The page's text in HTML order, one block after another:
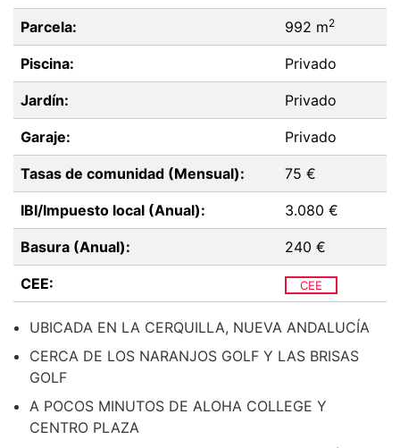
Parcela: 992 m2
Piscina: Privado
Jardín: Privado
Garaje: Privado
Tasas de comunidad (Mensual): 75 €
IBI/Impuesto local (Anual): 3.080 €
Basura (Anual): 240 €
CEE: CEE
UBICADA EN LA CERQUILLA, NUEVA ANDALUCÍA
CERCA DE LOS NARANJOS GOLF Y LAS BRISAS
GOLF
A POCOS MINUTOS DE ALOHA COLLEGE Y
CENTRO PLAZA